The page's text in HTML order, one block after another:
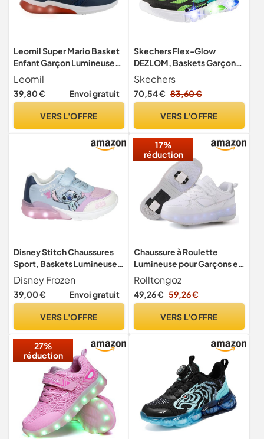
Leomil Super Mario Basket
Enfant Garçon Lumineuses
30, Bleu
Leomil
39,80 € Envoi gratuit
VERS L'OFFRE
Skechers Flex-Glow
DEZLOM, Baskets Garçon,
Noir
Synthétique/Textile/Bleu
& Lime Garniture, 29 EU
Skechers
70,54 € 83,60 €
VERS L'OFFRE
Disney Stitch Chaussures
Sport, Baskets Lumineuses
- Cadeau pour Filles et
Femmes, Tailles EU 30 à 35
(Multicolore)
Disney Frozen
39,00 € Envoi gratuit
VERS L'OFFRE
17%
réduction
Chaussure à Roulette
Lumineuse pour Garçons et
Filles - Basket Enfant
Retractable Créative pour
Sports de Plein Air - Blanc,
Rolltongoz
49,26 € 59,26 €
VERS L'OFFRE
27%
réduction